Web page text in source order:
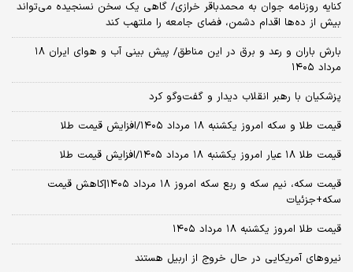
کنایه روزنامه جوان به محمدباقر خرازی/ گاهی یک سخن نسنجیده می‌تواند
بیش از ده‌ها اقدام دشمن، فضای جامعه را ملتهب کند
بارش باران و رعد و برق در این مناطق/ پیش بینی آب و هوای ایران ۱۸
مرداد ۱۴۰۵
پزشکیان با رهبر انقلاب دیدار و گفت‌وگو کرد
قیمت طلا و سکه امروز یکشنبه ۱۸ مرداد ۱۴۰۵/افزایش قیمت طلا
قیمت طلا ۱۸ عیار امروز یکشنبه ۱۸ مرداد ۱۴۰۵/افزایش قیمت طلا
قیمت سکه، نیم سکه و ربع سکه امروز ۱۸ مرداد ۱۴۰۵|کاهش قیمت
سکه+جزئیات
قیمت طلا امروز یکشنبه ۱۸ مرداد ۱۴۰۵
نیروهای آمریکایی در حال خروج از اربیل هستند